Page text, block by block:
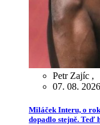
Petr Zajíc ,
07. 08. 2026
Miláček Interu, o
dopadlo stejně. Teď